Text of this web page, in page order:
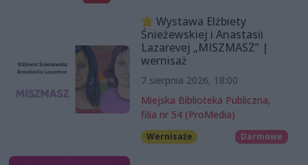
Wystawa Elżbiety
Śnieżewskiej i Anastasii
Lazarevej „MISZMASZ” |
wernisaż
7 sierpnia 2026, 18:00
Miejska Biblioteka Publiczna,
filia nr 54 (ProMedia)
Wernisaże Darmowe